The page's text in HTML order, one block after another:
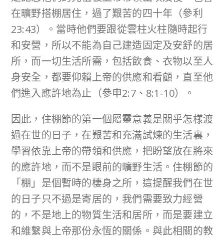
在曠野搭棚居住，過了艱苦的四十年（參利
23:43）。當時他們要跟從雲柱火柱隨時起行
和安營，所以不能為自己建造固定及安舒的居
所，而一切生活所需，包括飲食、衣物以至人
身安全，都要仰賴上帝的供應和看顧，直至他
們進入應許地為止（參申2:7、8:1-10）。
因此，住棚節的第一個屬靈意義是關乎怎樣渡
過在世的日子，在艱苦和充滿試煉的生活裏，
學習依靠上帝的帶領和供應，把盼望放在將來
的應許地，而不是眼前的曠野生活。住棚節的
「棚」是個暫時的棲身之所，這提醒我們在世
的日子只不過是寄居的，我們需要致力經營
的，不是地上的物質生活和居所，而是要建立
和維繫與上帝那份永恆的關係。與此相關的教